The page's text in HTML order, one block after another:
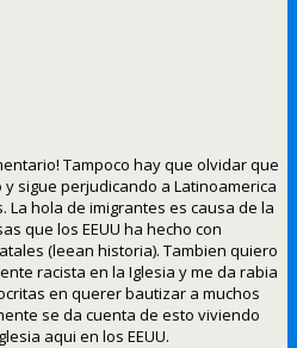
Tampoco hay que olvidar que
y sigue perjudicando a Latinoamerica
La hola de imigrantes es causa de la
que los EEUU ha hecho con
(leean historia). Tambien quiero
racista en la Iglesia y me da rabia
en querer bautizar a muchos
se da cuenta de esto viviendo
aqui en los EEUU.